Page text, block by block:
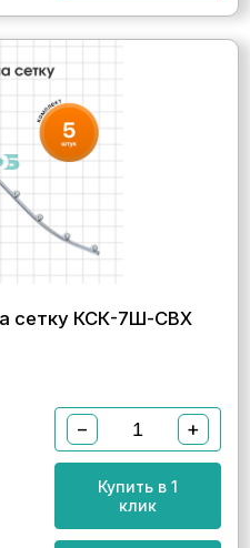
сетку КСК-7Ш-СВХ
− +
Купить в 1
клик